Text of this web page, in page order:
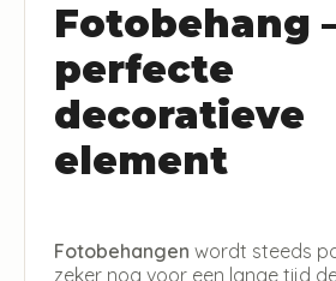
Fotobehang
perfecte
decoratieve
element
Fotobehangen wordt steeds
zeker nog voor een lange tijd